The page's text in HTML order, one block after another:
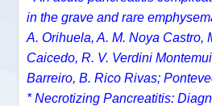
in the grave and rare
A. Orihuela, A. M. Noya Castro,
Caicedo, R. V. Verdini
Barreiro, B. Rico Rivas;
* Necrotizing Pancreatitis: